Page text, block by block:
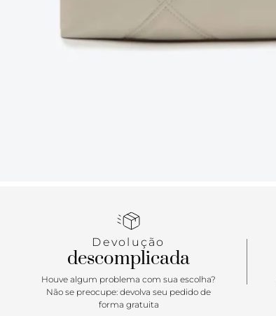
Devolução
descomplicada
Houve algum problema com sua escolha?
Não se preocupe: devolva seu pedido de
forma gratuita